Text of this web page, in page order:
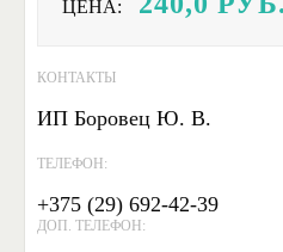
ЦЕНА:
КОНТАКТЫ
ИП Боровец Ю. В.
ТЕЛЕФОН:
+375 (29) 692-42-39
ДОП. ТЕЛЕФОН: